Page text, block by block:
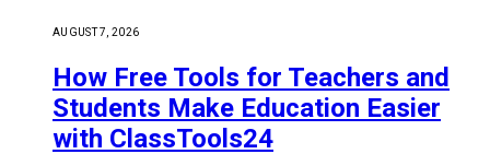
AUGUST 7, 2026
How Free Tools for Teachers and
Students Make Education Easier
with ClassTools24